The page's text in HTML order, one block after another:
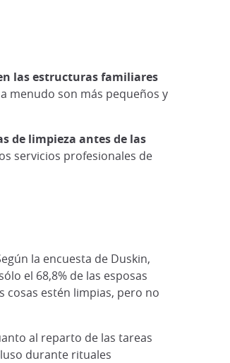
las estructuras familiares
menudo son más pequeños y
de limpieza antes de las
servicios profesionales de
la encuesta de Duskin,
el 68,8% de las esposas
cosas estén limpias, pero no
al reparto de las tareas
durante rituales